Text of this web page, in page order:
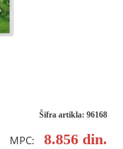
Šifra artikla: 96168
MPC: 8.856 din.